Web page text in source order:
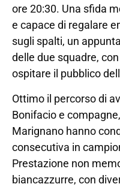
ore 20:30. Una sfida
e capace di regalare
sugli spalti, un
delle due squadre,
ospitare il pubblico
Ottimo il percorso di
Bonifacio e
Marignano hanno
consecutiva in
Prestazione non
biancazzurre, con